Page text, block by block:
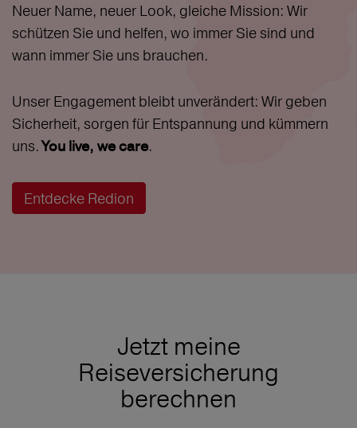
Neuer Name, neuer Look, gleiche Mission: Wir
schützen Sie und helfen, wo immer Sie sind und
wann immer Sie uns brauchen.
Unser Engagement bleibt unverändert: Wir geben
Sicherheit, sorgen für Entspannung und kümmern
uns.You live, we care.
Entdecke Redion
Jetzt meine
Reiseversicherung
berechnen